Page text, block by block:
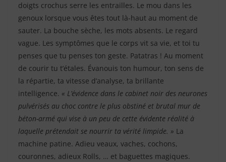
doigts crochus serre les entrailles. Le mou dans les
genoux lorsque vous êtes tout là-haut au moment de
sauter. La bouche sèche, les mots absents. Le regard
vague. Les symptômes que le corps vit sa vie, et toi tu
penses que tu penses ton geste. Patatras ! Au moment
de courir tu t’étales. Évanouis ton humour, ton sens de
la répartie, ta vitesse d’analyse, ta brillante
intelligence. « L’évidence dans le cabinet noir des neurones
pulvérisés au choc contre le plus obstiné et brutal mur de
béton-armé qui vise à un peu de cette évidente réalité à
laquelle prétendait se nourrir ta vérité limpide. » La
machine patine. Adieu veaux, vaches, cochons,
couronnes, adieux Rolls, … et baguettes magiques.